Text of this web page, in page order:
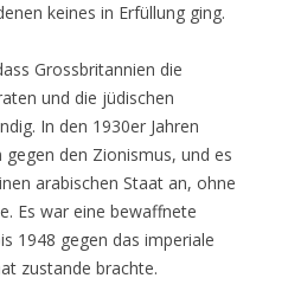
keines in Erfüllung ging.
Grossbritannien die
und die jüdischen
In den 1930er Jahren
den Zionismus, und es
arabischen Staat an, ohne
Es war eine bewaffnete
1948 gegen das imperiale
zustande brachte.